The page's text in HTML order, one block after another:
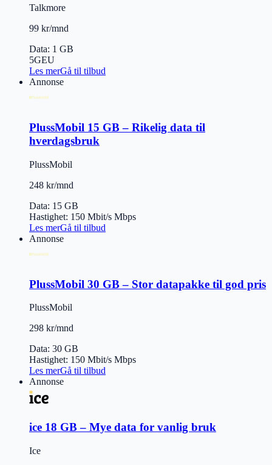
Talkmore
99 kr/mnd
Data: 1 GB
5GEU
Les merGå til tilbud
Annonse
PlussMobil 15 GB – Rikelig data til
hverdagsbruk
PlussMobil
248 kr/mnd
Data: 15 GB
Hastighet: 150 Mbit/s Mbps
Les merGå til tilbud
Annonse
PlussMobil 30 GB – Stor datapakke til god pris
PlussMobil
298 kr/mnd
Data: 30 GB
Hastighet: 150 Mbit/s Mbps
Les merGå til tilbud
Annonse
ice 18 GB – Mye data for vanlig bruk
Ice